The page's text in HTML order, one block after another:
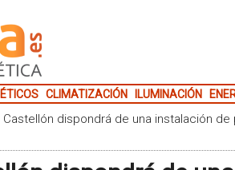
CLIMATIZACIÓN ILUMINACIÓN
dispondrá de una instalación de